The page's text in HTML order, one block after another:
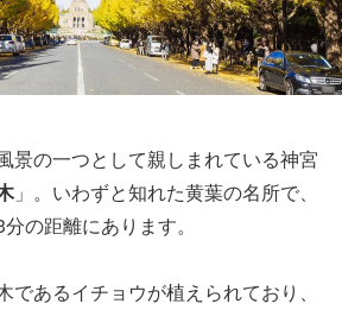
景の一つとして親しまれている神宮
」。いわずと知れた黄葉の名所で、
の距離にあります。
であるイチョウが植えられており、